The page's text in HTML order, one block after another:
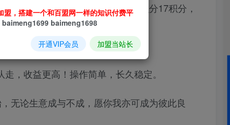
的交易量，官方每天会赠送对应积分17积分，
算）折合人民币200-700左右
，收益更高！操作简单，长久稳定。
无论生意成与不成，愿你我亦可成为彼此良
盟，搭建一个和百盟网一样的知识付费平
baimeng1699 baimeng1698
开通VIP会员 加盟当站长